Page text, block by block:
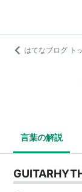
はてなブログ ト
言葉の解説